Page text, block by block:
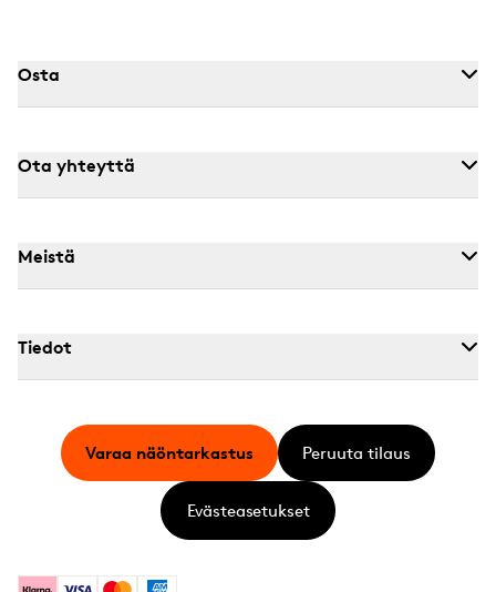
Osta
Ota yhteyttä
Meistä
Tiedot
KlarnaVisa MastercardAmerican Express
Varaa näöntarkastus Peruuta tilaus
Evästeasetukset